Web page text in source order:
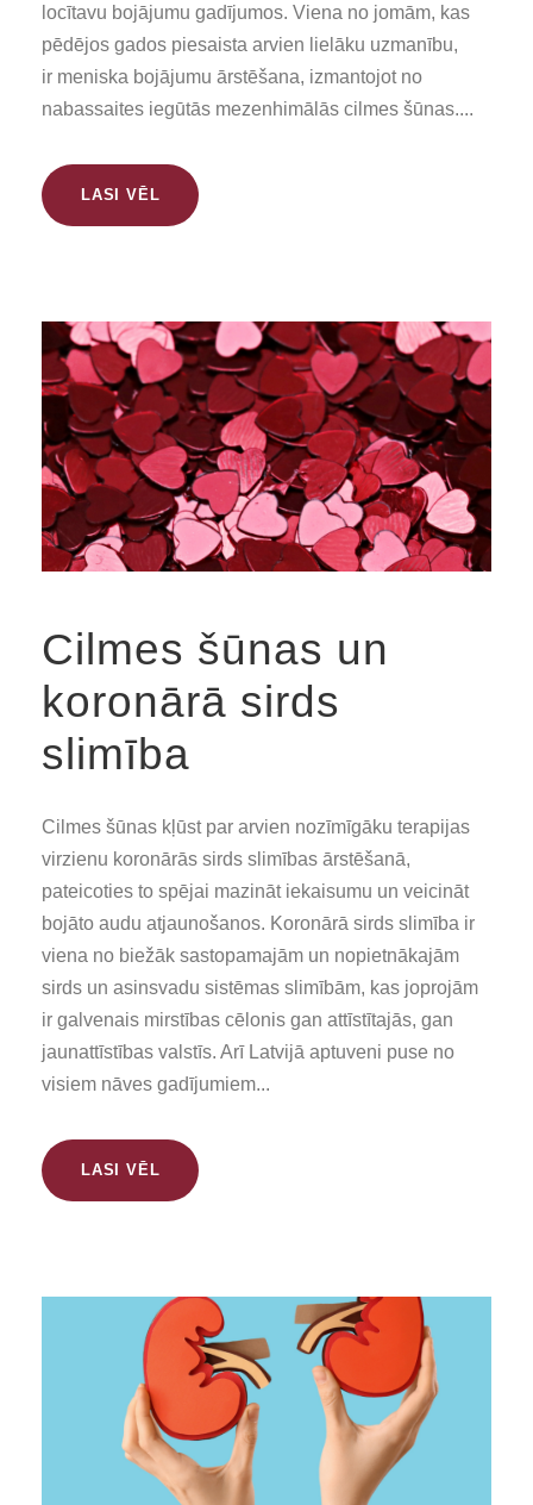
locītavu bojājumu gadījumos. Viena no jomām, kas
pēdējos gados piesaista arvien lielāku uzmanību,
ir meniska bojājumu ārstēšana, izmantojot no
nabassaites iegūtās mezenhimālās cilmes šūnas....
LASI VĒL
Cilmes šūnas un
koronārā sirds
slimība
Cilmes šūnas kļūst par arvien nozīmīgāku terapijas
virzienu koronārās sirds slimības ārstēšanā,
pateicoties to spējai mazināt iekaisumu un veicināt
bojāto audu atjaunošanos. Koronārā sirds slimība ir
viena no biežāk sastopamajām un nopietnākajām
sirds un asinsvadu sistēmas slimībām, kas joprojām
ir galvenais mirstības cēlonis gan attīstītajās, gan
jaunattīstības valstīs. Arī Latvijā aptuveni puse no
visiem nāves gadījumiem...
LASI VĒL